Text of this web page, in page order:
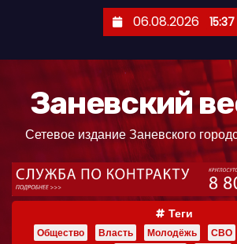
06.08.2026 15:37
Заневский
Сетевое издание Заневского
Теги
Общество Власть Молодёжь СВО